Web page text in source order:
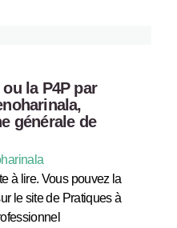
la P4P par
générale de
à lire. Vous pouvez la
le site de Pratiques à